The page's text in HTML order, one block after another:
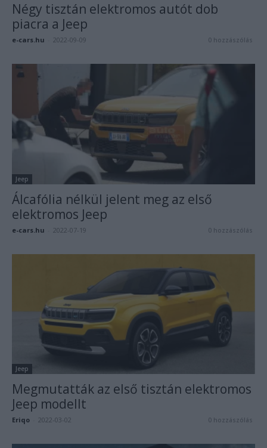
Négy tisztán elektromos autót dob
piacra a Jeep
e-cars.hu 2022-09-09 0 hozzászólás
Jeep
Álcafólia nélkül jelent meg az első
elektromos Jeep
e-cars.hu 2022-07-19 0 hozzászólás
Jeep
Megmutatták az első tisztán elektromos
Jeep modellt
Eriqo 2022-03-02 0 hozzászólás